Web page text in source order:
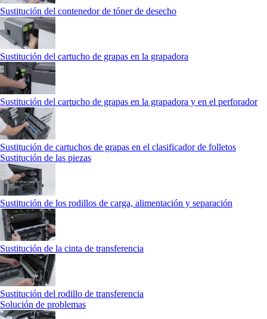
Sustitución del contenedor de tóner de desecho
Sustitución del cartucho de grapas en la grapadora
Sustitución del cartucho de grapas en la grapadora y en el perforador
Sustitución de cartuchos de grapas en el clasificador de folletos
Sustitución de las piezas
Sustitución de los rodillos de carga, alimentación y separación
Sustitución de la cinta de transferencia
Sustitución del rodillo de transferencia
Solución de problemas